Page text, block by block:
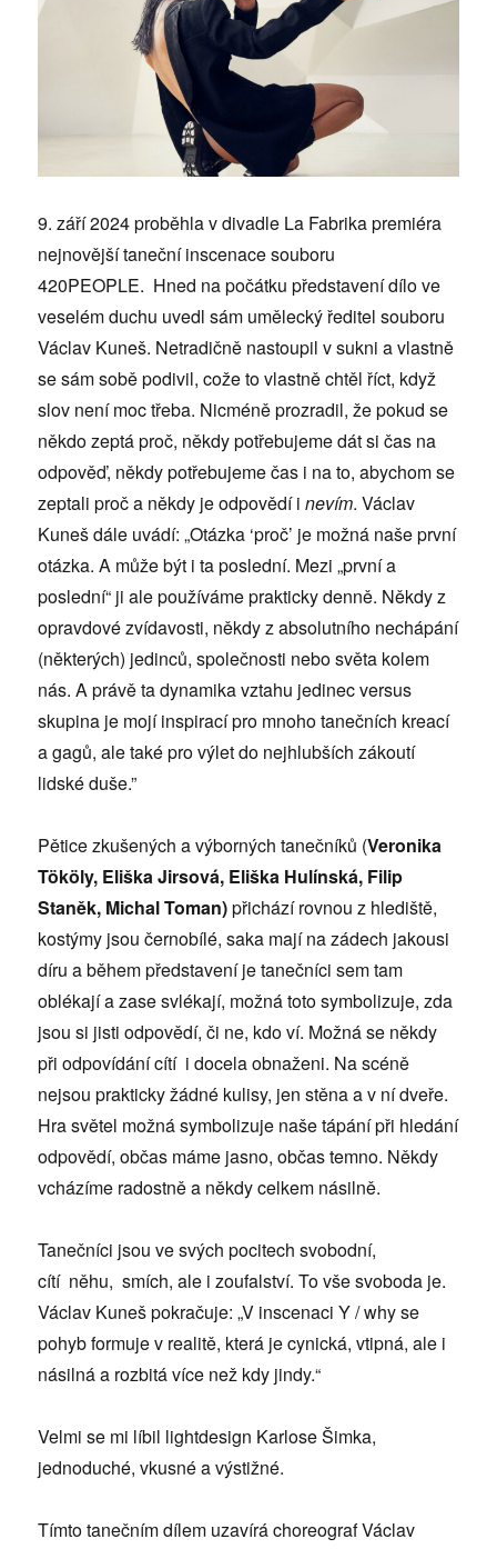
9. září 2024 proběhla v divadle La Fabrika premiéra
nejnovější taneční inscenace souboru
420PEOPLE. Hned na počátku představení dílo ve
veselém duchu uvedl sám umělecký ředitel souboru
Václav Kuneš. Netradičně nastoupil v sukni a vlastně
se sám sobě podivil, cože to vlastně chtěl říct, když
slov není moc třeba. Nicméně prozradil, že pokud se
někdo zeptá proč, někdy potřebujeme dát si čas na
odpověď, někdy potřebujeme čas i na to, abychom se
zeptali proč a někdy je odpovědí inevím. Václav
Kuneš dále uvádí: „Otázka ‘proč’ je možná naše první
otázka. A může být i ta poslední. Mezi „první a
poslední“ ji ale používáme prakticky denně. Někdy z
opravdové zvídavosti, někdy z absolutního nechápání
(některých) jedinců, společnosti nebo světa kolem
nás. A právě ta dynamika vztahu jedinec versus
skupina je mojí inspirací pro mnoho tanečních kreací
a gagů, ale také pro výlet do nejhlubších zákoutí
lidské duše.”
Pětice zkušených a výborných tanečníků (Veronika
Tököly, Eliška Jirsová, Eliška Hulínská, Filip
Staněk, Michal Toman)přichází rovnou z hlediště,
kostýmy jsou černobílé, saka mají na zádech jakousi
díru a během představení je tanečníci sem tam
oblékají a zase svlékají, možná toto symbolizuje, zda
jsou si jisti odpovědí, či ne, kdo ví. Možná se někdy
při odpovídání cítí i docela obnaženi. Na scéně
nejsou prakticky žádné kulisy, jen stěna a v ní dveře.
Hra světel možná symbolizuje naše tápání při hledání
odpovědí, občas máme jasno, občas temno. Někdy
vcházíme radostně a někdy celkem násilně.
Tanečníci jsou ve svých pocitech svobodní,
cítí něhu, smích, ale i zoufalství. To vše svoboda je.
Václav Kuneš pokračuje: „V inscenaci Y / why se
pohyb formuje v realitě, která je cynická, vtipná, ale i
násilná a rozbitá více než kdy jindy.“
Velmi se mi líbil lightdesign Karlose Šimka,
jednoduché, vkusné a výstižné.
Tímto tanečním dílem uzavírá choreograf Václav